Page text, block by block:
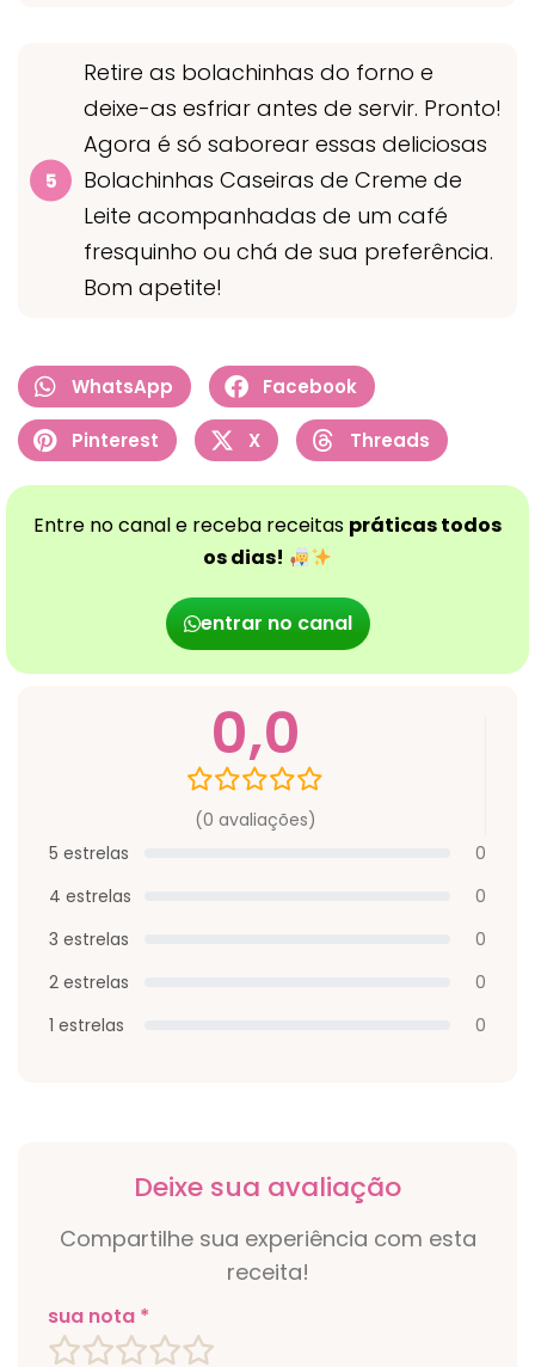
Retire as bolachinhas do forno e
deixe-as esfriar antes de servir. Pronto!
Agora é só saborear essas deliciosas
Bolachinhas Caseiras de Creme de
Leite acompanhadas de um café
fresquinho ou chá de sua preferência.
Bom apetite!
WhatsApp Facebook
Pinterest X Threads
Entre no canal e receba receitas práticas todos
os dias!
entrar no canal
0,0
(0 avaliações)
5 estrelas
0
4 estrelas
0
3 estrelas
0
2 estrelas
0
1 estrelas
0
Deixe sua avaliação
Compartilhe sua experiência com esta
receita!
sua nota *